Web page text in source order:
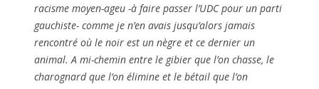
racisme moyen-ageu -à faire passer l’UDC pour un parti
gauchiste- comme je n’en avais jusqu’alors jamais
rencontré où le noir est un nègre et ce dernier un
animal. A mi-chemin entre le gibier que l’on chasse, le
charognard que l’on élimine et le bétail que l’on